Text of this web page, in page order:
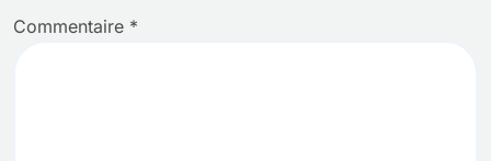
Commentaire *